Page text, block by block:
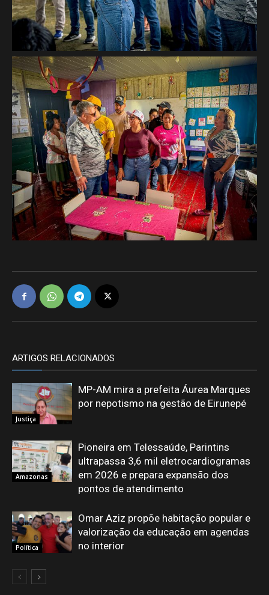
ARTIGOS RELACIONADOS
Justiça
MP-AM mira a prefeita Áurea Marques
por nepotismo na gestão de Eirunepé
Amazonas
Pioneira em Telessaúde, Parintins
ultrapassa 3,6 mil eletrocardiogramas
em 2026 e prepara expansão dos
pontos de atendimento
Política
Omar Aziz propõe habitação popular e
valorização da educação em agendas
no interior